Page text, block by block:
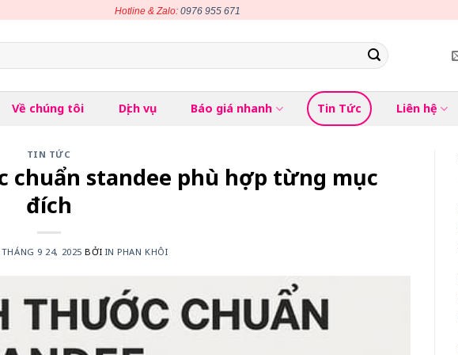
Hotline & Zalo: 0976 955 671
Về chúng tôi Dịch vụ Báo giá nhanh Tin Tức Liên hệ
TIN TỨC
chuẩn standee phù hợp từng mục
đích
THÁNG 9 24, 2025 BỞI IN PHAN KHÔI